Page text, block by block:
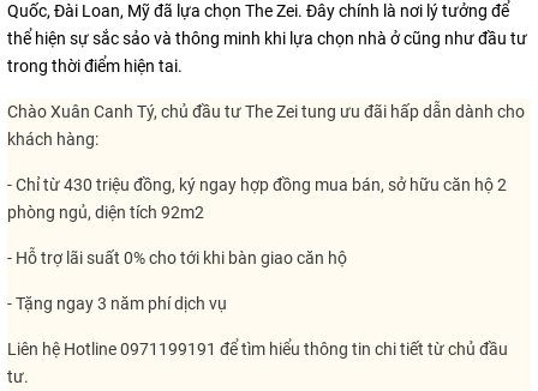
Quốc, Đài Loan, Mỹ đã lựa chọn The Zei. Đây chính là nơi lý tưởng để
thể hiện sự sắc sảo và thông minh khi lựa chọn nhà ở cũng như đầu tư
trong thời điểm hiện tai.
Chào Xuân Canh Tý, chủ đầu tư The Zei tung ưu đãi hấp dẫn dành cho
khách hàng:
- Chỉ từ 430 triệu đồng, ký ngay hợp đồng mua bán, sở hữu căn hộ 2
phòng ngủ, diện tích 92m2
- Hỗ trợ lãi suất 0% cho tới khi bàn giao căn hộ
- Tặng ngay 3 năm phí dịch vụ
Liên hệ Hotline 0971199191 để tìm hiểu thông tin chi tiết từ chủ đầu
tư.